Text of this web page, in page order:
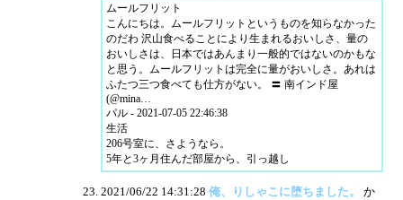
ムールフリット
こんにちは。ムールフリットというものを知らなかった
のだわ 沢山食べることにより生まれるおいしさ、量の
おいしさは、日本ではあんまり一般的ではないのかもな
と思う。ムールフリットは完全に量がおいしさ。あれは
ふたつ三つ食べても仕方がない。 〓 南インド屋
(@mina…
パル - 2021-07-05 22:46:38
生活
206号室に、さようなら。
5年と3ヶ月住んだ部屋から、引っ越し
2021/06/22 14:31:28 俺、りしゃこに堕ちました。
か